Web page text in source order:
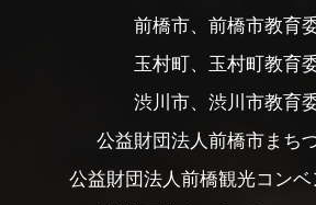
前橋市、前橋市教育
玉村町、玉村町教育
渋川市、渋川市教育
公益財団法人前橋市まち
公益財団法人前橋観光コン